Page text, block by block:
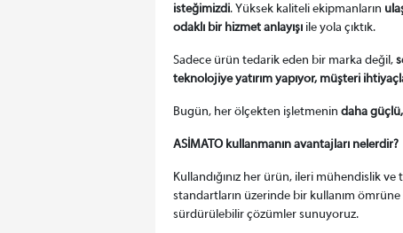
isteğimizdi. Yüksek kaliteli ekipmanların
odaklı bir hizmet anlayışı ile yola çıktık.
Sadece ürün tedarik eden bir marka değil,
teknolojiye yatırım yapıyor, müşteri
Bugün, her ölçekten işletmenin daha güçlü,
ASİMATO kullanmanın avantajları nelerdir?
Kullandığınız her ürün, ileri mühendislik
standartların üzerinde bir kullanım
sürdürülebilir çözümler sunuyoruz.